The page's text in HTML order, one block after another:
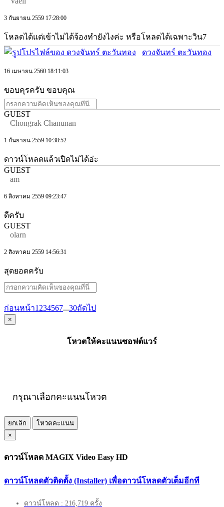
3 กันยายน 2559 17:28:00
โหลดได้แต่เข้าไม่ได้จ้องทำยังไงค่ะ หรือโหลดได้เฉพาะวิน7
ดวงจันทร์ ตะวันทอง
16 เมษายน 2560 18:11:03
ขอบคุรครับ ขอบคุณ
GUEST
Chongrak Chanunan
1 กันยายน 2559 10:38:52
ดาวน์โหลดแล้วเปิดไม่ได้อ่ะ
GUEST
am
6 สิงหาคม 2559 09:23:47
ดีครับ
GUEST
olarn
2 สิงหาคม 2559 14:56:31
สุดยอดครับ
ก่อนหน้า1 234567...30ถัดไป
×
โหวตให้คะแนนซอฟต์แวร์
กรุณาเลือกคะแนนโหวต
ยกเลิก
โหวตคะแนน
×
ดาวน์โหลด MAGIX Video Easy HD
ดาวน์โหลดตัวติดตั้ง (Installer) เพื่อดาวน์โหลดตัวเต็มอีกที
ดาวน์โหลด : 216,719 ครั้ง